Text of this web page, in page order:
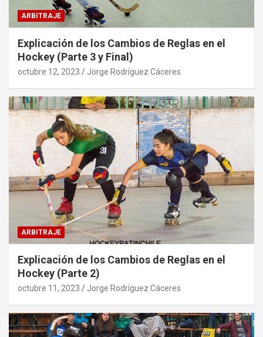
ARBITRAJE
Explicación de los Cambios de Reglas en el
Hockey (Parte 3 y Final)
octubre 12, 2023 Jorge Rodríguez Cáceres
ARBITRAJE
Explicación de los Cambios de Reglas en el
Hockey (Parte 2)
octubre 11, 2023 Jorge Rodríguez Cáceres